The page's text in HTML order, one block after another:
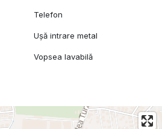
Telefon
Ușă intrare metal
Vopsea lavabilă